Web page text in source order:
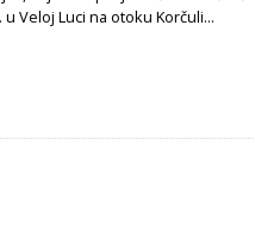
u Veloj Luci na otoku Korčuli...